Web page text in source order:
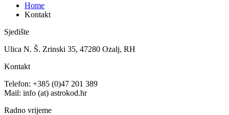
Home
Kontakt
Sjedište
Ulica N. Š. Zrinski 35, 47280 Ozalj, RH
Kontakt
Telefon: +385 (0)47 201 389
Mail: info (at) astrokod.hr
Radno vrijeme